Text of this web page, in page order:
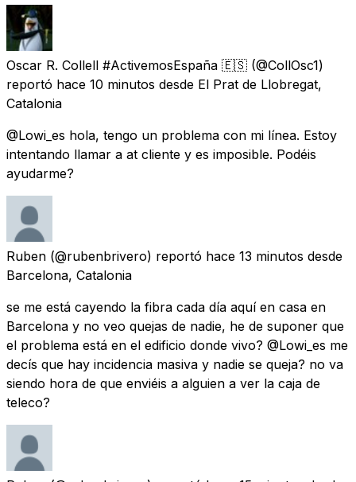
Oscar R. Collell #ActivemosEspaña 🇪🇸 (@CollOsc1)
reportó hace 10 minutos desde El Prat de Llobregat,
Catalonia
@Lowi_es hola, tengo un problema con mi línea. Estoy
intentando llamar a at cliente y es imposible. Podéis
ayudarme?
Ruben (@rubenbrivero) reportó hace 13 minutos desde
Barcelona, Catalonia
se me está cayendo la fibra cada día aquí en casa en
Barcelona y no veo quejas de nadie, he de suponer que
el problema está en el edificio donde vivo? @Lowi_es me
decís que hay incidencia masiva y nadie se queja? no va
siendo hora de que enviéis a alguien a ver la caja de
teleco?